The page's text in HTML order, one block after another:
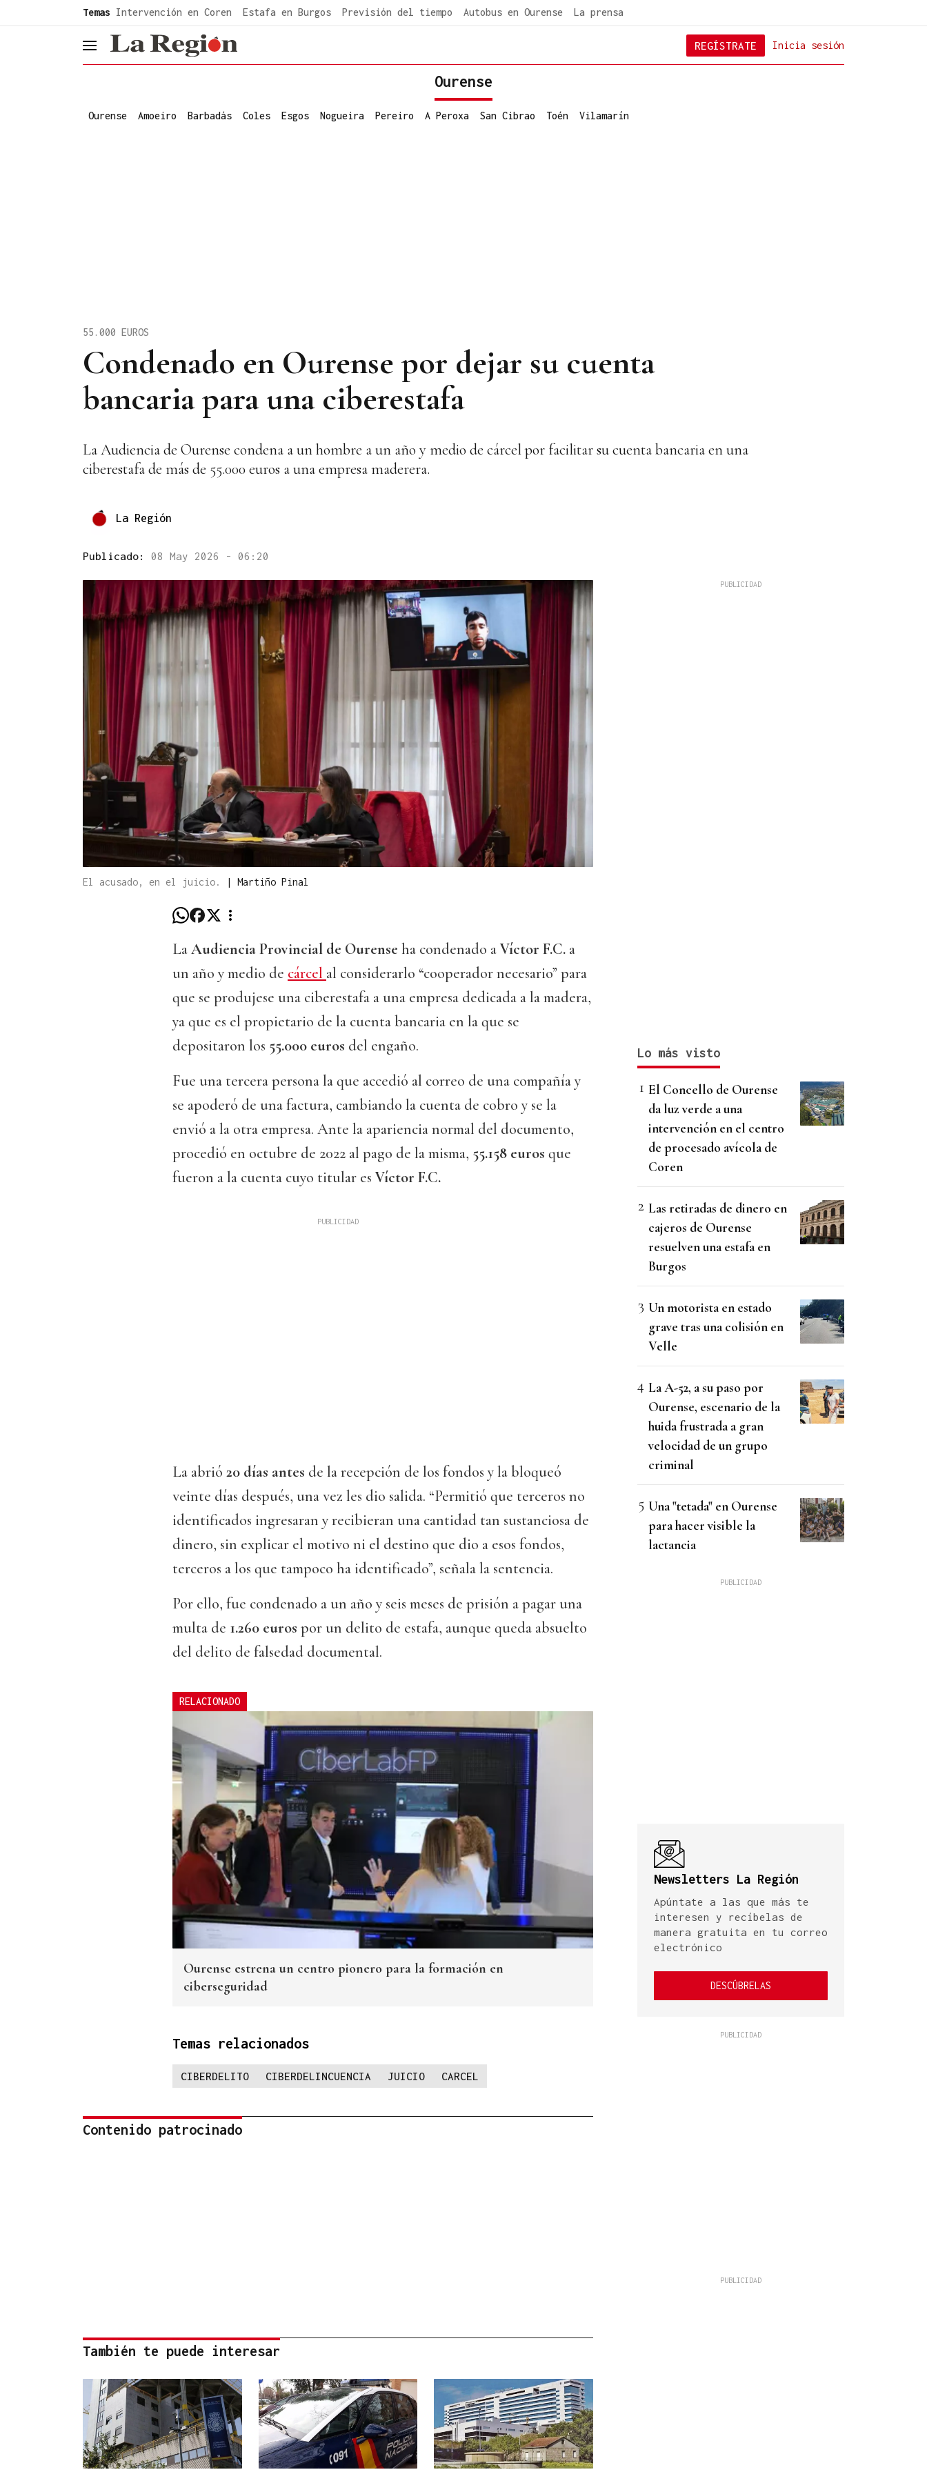
Temas Intervención en Coren Estafa en Burgos Previsión del tiempo Autobus en Ourense La prensa
header.menu.open Inicia sesión
REGÍSTRATE
Ourense
Ourense Amoeiro Barbadás Coles Esgos Nogueira Pereiro A Peroxa San Cibrao Toén Vilamarín
Condenado en Ourense por dejar su cuenta
bancaria para una ciberestafa
55.000 EUROS
La Audiencia de Ourense condena a un hombre a un año y medio de cárcel por facilitar su cuenta bancaria en una
ciberestafa de más de 55.000 euros a una empresa maderera.
La Región
Publicado: 08 May 2026 - 06:20
El acusado, en el juicio. | Martiño Pinal
LaAudiencia Provincial de Ourense ha condenado aVíctor F.C. a
un año y medio de cárcel al considerarlo “cooperador necesario” para
que se produjese una ciberestafa a una empresa dedicada a la madera,
ya que es el propietario de la cuenta bancaria en la que se
depositaron los 55.000 euros del engaño.
Fue una tercera persona la que accedió al correo de una compañía y
se apoderó de una factura, cambiando la cuenta de cobro y se la
envió a la otra empresa. Ante la apariencia normal del documento,
procedió en octubre de 2022 al pago de la misma, 55.158 euros que
fueron a la cuenta cuyo titular es Víctor F.C.
La abrió 20 días antes de la recepción de los fondos y la bloqueó
veinte días después, una vez les dio salida. “Permitió que terceros no
identificados ingresaran y recibieran una cantidad tan sustanciosa de
dinero, sin explicar el motivo ni el destino que dio a esos fondos,
terceros a los que tampoco ha identificado”, señala la sentencia.
Por ello, fue condenado a un año y seis meses de prisión a pagar una
multa de 1.260 euros por un delito de estafa, aunque queda absuelto
del delito de falsedad documental.
RELACIONADO
Ourense estrena un centro pionero para la formación en
ciberseguridad
Temas relacionados
CIBERDELITO CIBERDELINCUENCIA JUICIO CARCEL
Contenido patrocinado
También te puede interesar
Lo más visto
El Concello de Ourense
da luz verde a una
intervención en el centro
de procesado avícola de
Coren
Las retiradas de dinero en
cajeros de Ourense
resuelven una estafa en
Burgos
Un motorista en estado
grave tras una colisión en
Velle
La A-52, a su paso por
Ourense, escenario de la
huida frustrada a gran
velocidad de un grupo
criminal
Una "tetada" en Ourense
para hacer visible la
lactancia
Newsletters La Región
Apúntate a las que más te
interesen y recíbelas de
manera gratuita en tu correo
electrónico
DESCÚBRELAS